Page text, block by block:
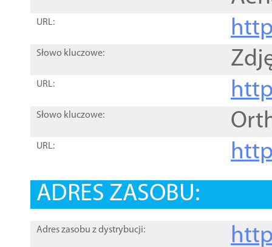
URL:
Słowo kluczowe:
URL:
Słowo kluczowe:
URL:
ADRES ZASOBU:
Adres zasobu z dystrybucji: